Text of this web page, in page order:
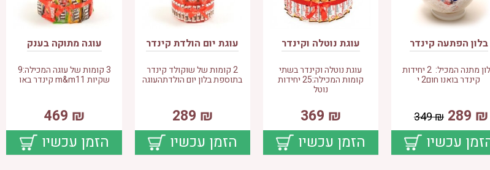
בלון הפתעה קינדר
בלון מתנה המכיל: 2 יחידות
קינדר בואנו חום2 י
₪
289
₪
349
עכשיו
עוגת נוטלה וקינדר
עוגת נוטלה וקינדר בשתי
קומות המכילה:25 יחידות
נוטל
₪
369
הזמן עכשיו
עוגת יום הולדת קינדר
2 קומות של שוקולד קינדר
בתוספת בלון יום הולדתהעוגה
₪
289
הזמן עכשיו
עוגה מתוקה בענק
3 קומות של עוגה המכילה:9
שקיות m&m11 קינדר באו
₪
469
הזמן עכשיו